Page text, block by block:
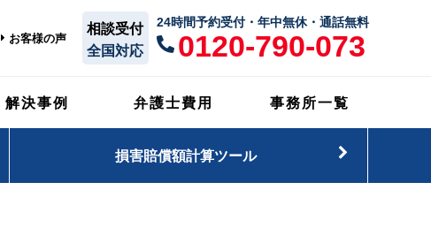
お客様の声
相談受付
全国対応
24時間予約受付・年中無休・通話無料
0120-790-073
解決事例 弁護士費用 事務所一覧
損害賠償額計算ツール